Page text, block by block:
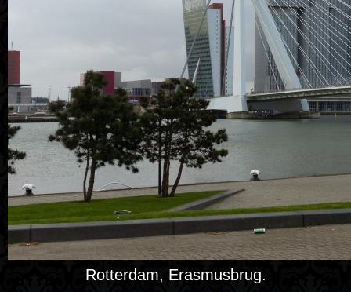
Rotterdam, Erasmusbrug.